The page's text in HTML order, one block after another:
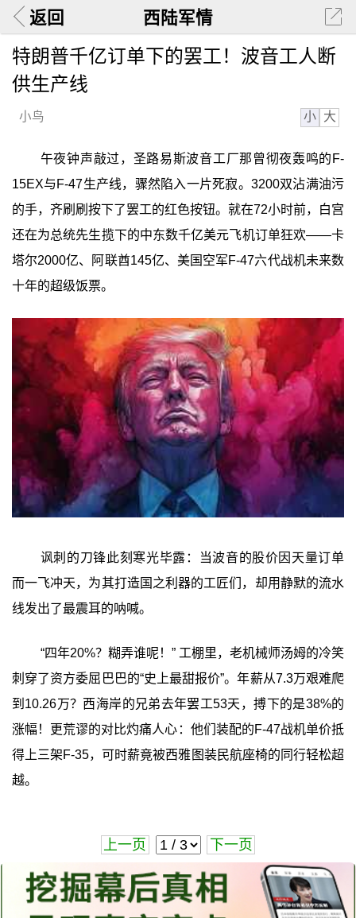
返回 西陆军情
特朗普千亿订单下的罢工！波音工人断
供生产线
小鸟 小 大
午夜钟声敲过，圣路易斯波音工厂那曾彻夜轰鸣的F-
15EX与F-47生产线，骤然陷入一片死寂。3200双沾满油污
的手，齐刷刷按下了罢工的红色按钮。就在72小时前，白宫
还在为总统先生揽下的中东数千亿美元飞机订单狂欢——卡
塔尔2000亿、阿联酋145亿、美国空军F-47六代战机未来数
十年的超级饭票。
讽刺的刀锋此刻寒光毕露：当波音的股价因天量订单
而一飞冲天，为其打造国之利器的工匠们，却用静默的流水
线发出了最震耳的呐喊。
“四年20%？糊弄谁呢！” 工棚里，老机械师汤姆的冷笑
刺穿了资方委屈巴巴的“史上最甜报价”。年薪从7.3万艰难爬
到10.26万？西海岸的兄弟去年罢工53天，搏下的是38%的
涨幅！更荒谬的对比灼痛人心：他们装配的F-47战机单价抵
得上三架F-35，可时薪竟被西雅图装民航座椅的同行轻松超
越。
上一页 下一页